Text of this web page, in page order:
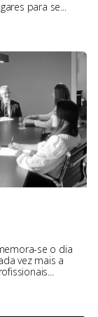
para se...
se o dia
vez mais a